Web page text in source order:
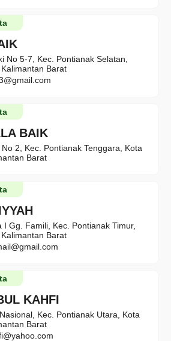
No 5-7, Kec. Pontianak Selatan,
Barat
BAIK
2, Kec. Pontianak Tenggara, Kota
Barat
I Gg. Famili, Kec. Pontianak Timur,
Barat
KAHFI
Kec. Pontianak Utara, Kota
Barat